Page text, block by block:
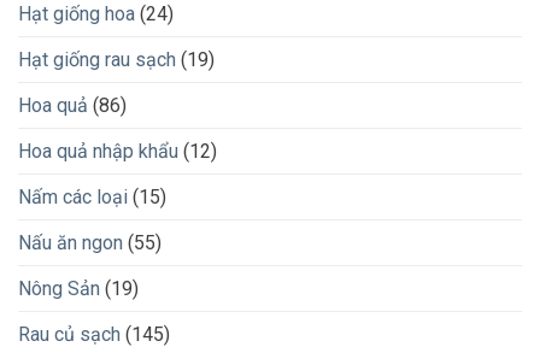
Hạt giống hoa (24)
Hạt giống rau sạch (19)
Hoa quả (86)
Hoa quả nhập khẩu (12)
Nấm các loại (15)
Nấu ăn ngon (55)
Nông Sản (19)
Rau củ sạch (145)